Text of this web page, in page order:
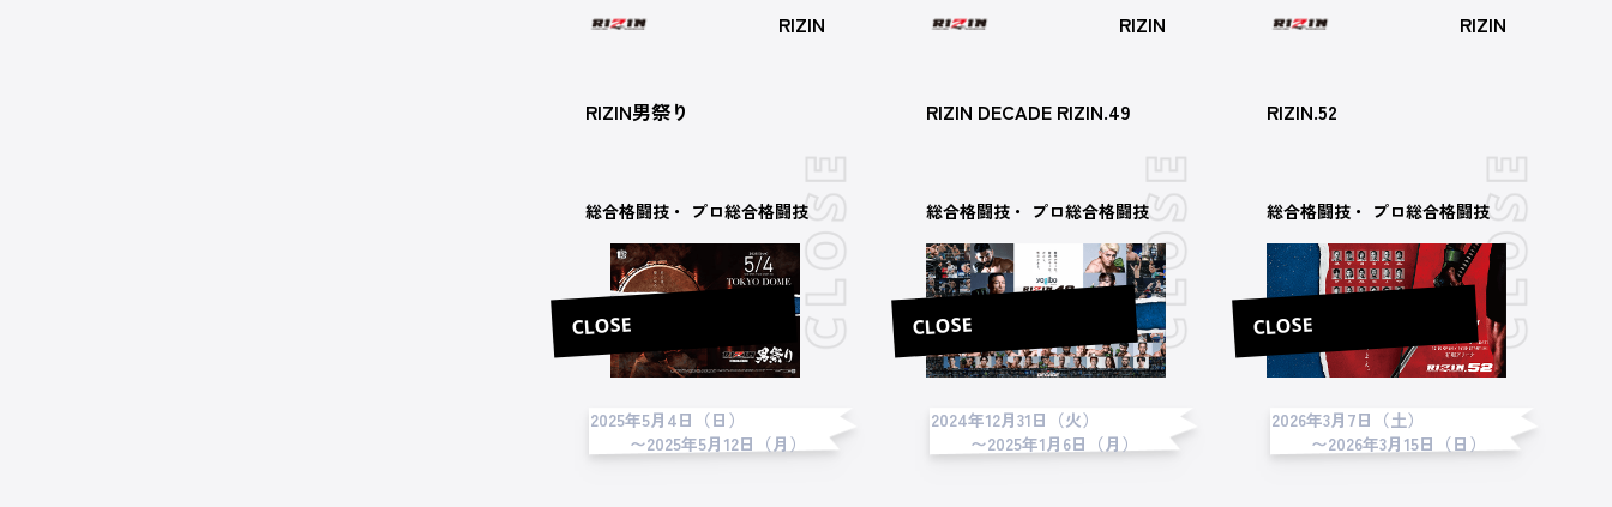
CLOSE
RIZIN
RIZIN男祭り
総合格闘技・ プロ総合格闘技
2025年5月4日（日）
〜2025年5月12日（月）
CLOSE
RIZIN
RIZIN DECADE RIZIN.49
総合格闘技・ プロ総合格闘技
2024年12月31日（火）
〜2025年1月6日（月）
CLOSE
RIZIN
RIZIN.52
総合格闘技・ プロ総合格闘技
2026年3月7日（土）
〜2026年3月15日（日）